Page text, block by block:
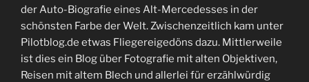
der Auto-Biografie eines Alt-Mercedesses in der
schönsten Farbe der Welt. Zwischenzeitlich kam unter
Pilotblog.de etwas Fliegereigedöns dazu. Mittlerweile
ist dies ein Blog über Fotografie mit alten Objektiven,
Reisen mit altem Blech und allerlei für erzählwürdig